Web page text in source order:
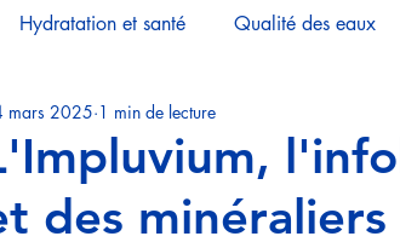
Hydratation et santé Qualité des eaux
Contrôle et Sécurité
Gastronomie
des minéraliers
mars 2025 1 min de lecture